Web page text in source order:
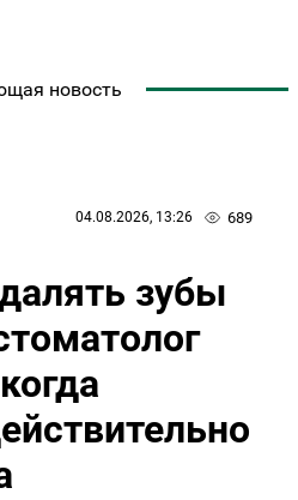
новость
04.08.2026, 13:26 689
зубы